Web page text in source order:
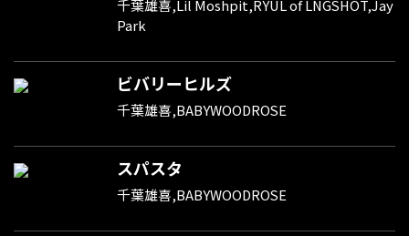
千葉雄喜,Lil Moshpit,RYUL of LNGSHOT,Jay
Park
ビバリーヒルズ
千葉雄喜,BABYWOODROSE
スパスタ
千葉雄喜,BABYWOODROSE